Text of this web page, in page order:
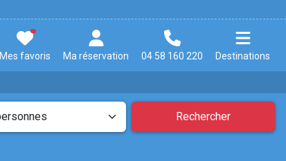
Mes favoris Ma réservation 04 58 160 220 Destinations
Rechercher